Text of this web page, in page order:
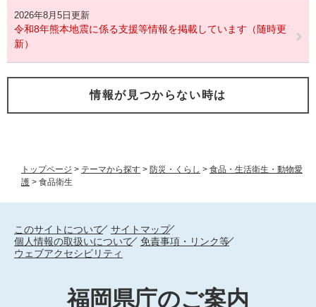
トップページ > テーマから探す > 防災・くらし > 食品・生活衛生・動物愛
護 > 食品衛生
2026年8月5日更新
令和8年熊本地震に係る支援等情報を掲載しています（随時更
新）
情報が見つからない時は
このサイトについて
サイトマップ
個人情報の取扱いについて
免責事項・リンク等
ウェブアクセシビリティ
福岡県庁のご案内